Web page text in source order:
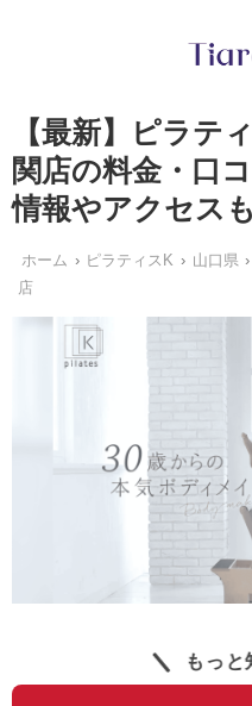
【最新】ピラテ
関店の料金・口
情報やアクセス
ホーム ピラティスK 山口県
店
もっと